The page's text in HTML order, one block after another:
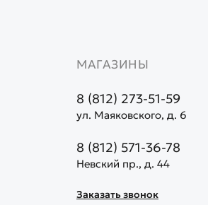
МАГАЗИНЫ
8 (812) 273-51-59
ул. Маяковского, д. 6
8 (812) 571-36-78
Невский пр., д. 44
Заказать звонок